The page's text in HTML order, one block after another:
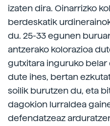
izaten dira. Oinarrizko
berdeskatik
du. 25-33 egunen
antzerako kolorazioa
gutxitara inguruko
dute ihes, bertan
soilik burutzen du, eta
dagokion lurraldea
defendatzeaz